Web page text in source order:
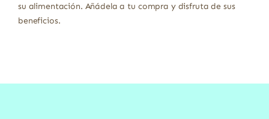
su alimentación. Añádela a tu compra y disfruta de sus
beneficios.